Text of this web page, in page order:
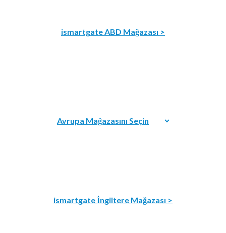
ismartgate ABD Mağazası >
ismartgate İngiltere Mağazası >